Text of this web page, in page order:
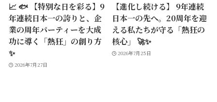
📈 🐟 【特別な日を彩る】9
年連続日本一の誇りと、企
業の周年パーティーを大成
功に導く「熱狂」の創り方
✨
2026年7月27日
【進化し続ける】 9年連続
日本一の先へ。20周年を迎
える私たちが守る「熱狂の
核心」 🚀✨
2026年7月25日